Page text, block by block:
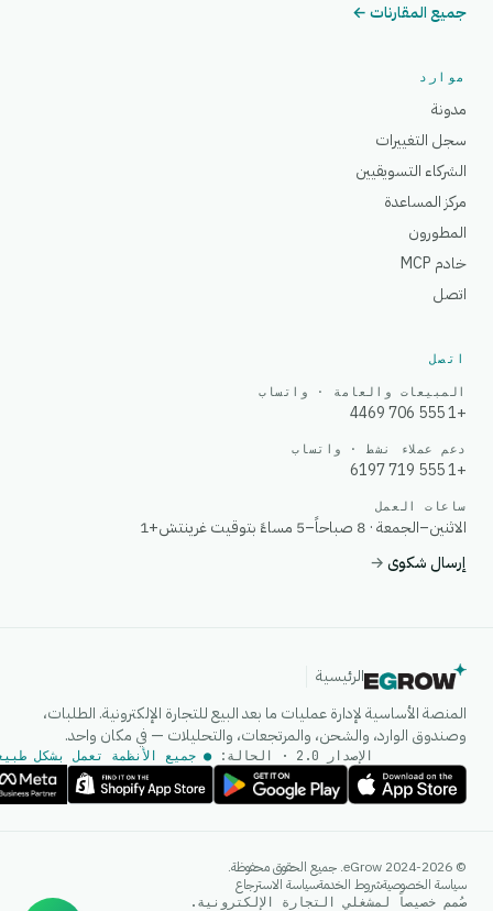
جميع المقارنات ←
موارد
مدونة
سجل التغييرات
الشركاء التسويقيين
مركز المساعدة
المطورون
خادم MCP
اتصل
اتصل
المبيعات والعامة · واتساب
+1 555 706 4469
دعم عملاء نشط · واتساب
+1 555 719 6197
ساعات العمل
الاثنين–الجمعة · 8 صباحاً–5 مساءً بتوقيت غرينتش+1
إرسال شكوى→
الرئيسية
المنصة الأساسية لإدارة عمليات ما بعد البيع للتجارة الإلكترونية. الطلبات،
وصندوق الوارد، والشحن، والمرتجعات، والتحليلات — في مكان واحد.
الإصدار 2.0 · الحالة: ● جميع الأنظمة تعمل بشكل
© 2024-2026 eGrow. جميع الحقوق محفوظة.
سياسة الخصوصيةشروط الخدمةسياسة الاسترجاع
صُمم خصيصاً لمشغلي التجارة الإلكترونية.
إجابات فورية على واتساب